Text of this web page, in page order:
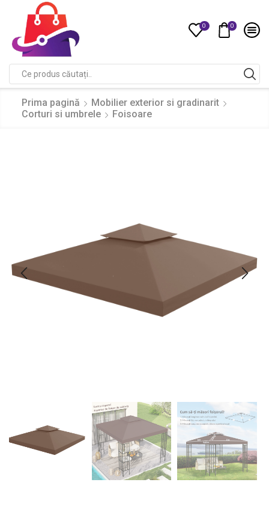
0 0
input
Prima pagină
Mobilier exterior si gradinarit
Corturi si umbrele
Foisoare